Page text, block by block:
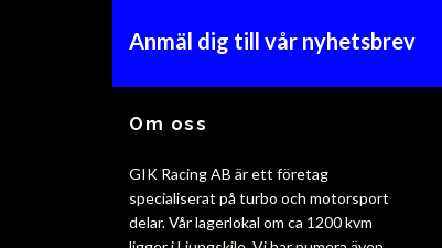
Anmäl dig till vår nyhetsbrev
Om oss
GIK Racing AB är ett företag
specialiserat på turbo och motorsport
delar. Vår lagerlokal om ca 1200 kvm